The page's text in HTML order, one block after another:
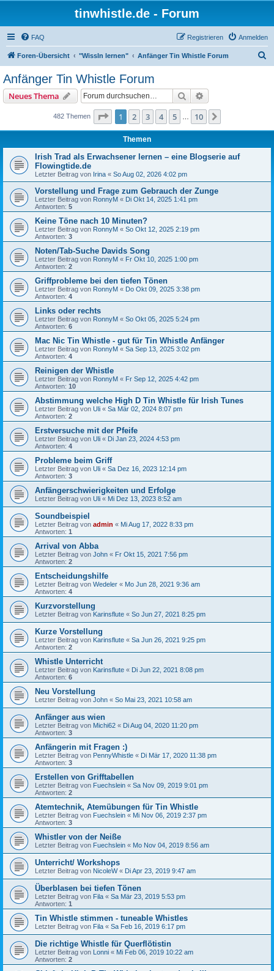
tinwhistle.de - Forum
FAQ Anmelden
Registrieren
Foren-Übersicht "Wissln lernen" Anfänger Tin Whistle Forum
Anfänger Tin Whistle Forum
Neues Thema Suche
482 Themen Seite 1von 10
1 2 3 4 5 10
Themen
Irish Trad als Erwachsener lernen – eine Blogserie auf
Flowingtide.de
Letzter Beitrag von Irina « So Aug 02, 2026 4:02 pm
Vorstellung und Frage zum Gebrauch der Zunge
Letzter Beitrag von RonnyM « Di Okt 14, 2025 1:41 pm
Antworten: 5
Keine Töne nach 10 Minuten?
Letzter Beitrag von RonnyM « So Okt 12, 2025 2:19 pm
Antworten: 3
Noten/Tab-Suche Davids Song
Letzter Beitrag von RonnyM « Fr Okt 10, 2025 1:00 pm
Antworten: 2
Griffprobleme bei den tiefen Tönen
Letzter Beitrag von RonnyM « Do Okt 09, 2025 3:38 pm
Antworten: 4
Links oder rechts
Letzter Beitrag von RonnyM « So Okt 05, 2025 5:24 pm
Antworten: 6
Mac Nic Tin Whistle - gut für Tin Whistle Anfänger
Letzter Beitrag von RonnyM « Sa Sep 13, 2025 3:02 pm
Antworten: 4
Reinigen der Whistle
Letzter Beitrag von RonnyM « Fr Sep 12, 2025 4:42 pm
Antworten: 10
Abstimmung welche High D Tin Whistle für Irish Tunes
Letzter Beitrag von Uli « Sa Mär 02, 2024 8:07 pm
Antworten: 2
Erstversuche mit der Pfeife
Letzter Beitrag von Uli « Di Jan 23, 2024 4:53 pm
Antworten: 4
Probleme beim Griff
Letzter Beitrag von Uli « Sa Dez 16, 2023 12:14 pm
Antworten: 3
Anfängerschwierigkeiten und Erfolge
Letzter Beitrag von Uli « Mi Dez 13, 2023 8:52 am
Soundbeispiel
Letzter Beitrag von admin « Mi Aug 17, 2022 8:33 pm
Antworten: 1
Arrival von Abba
Letzter Beitrag von John « Fr Okt 15, 2021 7:56 pm
Antworten: 2
Entscheidungshilfe
Letzter Beitrag von Wedeler « Mo Jun 28, 2021 9:36 am
Antworten: 4
Kurzvorstellung
Letzter Beitrag von Karinsflute « So Jun 27, 2021 8:25 pm
Kurze Vorstellung
Letzter Beitrag von Karinsflute « Sa Jun 26, 2021 9:25 pm
Antworten: 2
Whistle Unterricht
Letzter Beitrag von Karinsflute « Di Jun 22, 2021 8:08 pm
Antworten: 6
Neu Vorstellung
Letzter Beitrag von John « So Mai 23, 2021 10:58 am
Anfänger aus wien
Letzter Beitrag von Michi62 « Di Aug 04, 2020 11:20 pm
Antworten: 3
Anfängerin mit Fragen :)
Letzter Beitrag von PennyWhistle « Di Mär 17, 2020 11:38 pm
Antworten: 3
Erstellen von Grifftabellen
Letzter Beitrag von Fuechslein « Sa Nov 09, 2019 9:01 pm
Antworten: 2
Atemtechnik, Atemübungen für Tin Whistle
Letzter Beitrag von Fuechslein « Mi Nov 06, 2019 2:37 pm
Antworten: 3
Whistler von der Neiße
Letzter Beitrag von Fuechslein « Mo Nov 04, 2019 8:56 am
Unterricht/ Workshops
Letzter Beitrag von NicoleW« Di Apr 23, 2019 9:47 am
Überblasen bei tiefen Tönen
Letzter Beitrag von Fila « Sa Mär 23, 2019 5:53 pm
Antworten: 1
Tin Whistle stimmen - tuneable Whistles
Letzter Beitrag von Fila « Sa Feb 16, 2019 6:17 pm
Die richtige Whistle für Querflötistin
Letzter Beitrag von Lonni « Mi Feb 06, 2019 10:22 am
Antworten: 2